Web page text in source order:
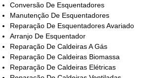
Conversão De Esquentadores
Manutenção De Esquentadores
Reparação De Esquentadores Avariado
Arranjo De Esquentador
Reparação De Caldeiras A Gás
Reparação De Caldeiras Biomassa
Reparação De Caldeiras Elétricas